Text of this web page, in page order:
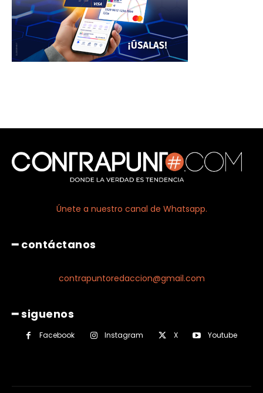
Únete a nuestro canal de Whatsapp.
━ contáctanos
contrapuntoredaccion@gmail.com
━ siguenos
Facebook Instagram X Youtube